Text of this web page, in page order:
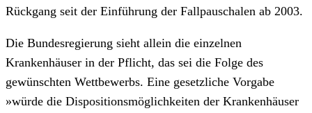
Rückgang seit der Einführung der Fallpauschalen ab 2003.
Die Bundesregierung sieht allein die einzelnen
Krankenhäuser in der Pflicht, das sei die Folge des
gewünschten Wettbewerbs. Eine gesetzliche Vorgabe
»würde die Dispositionsmöglichkeiten der Krankenhäuser